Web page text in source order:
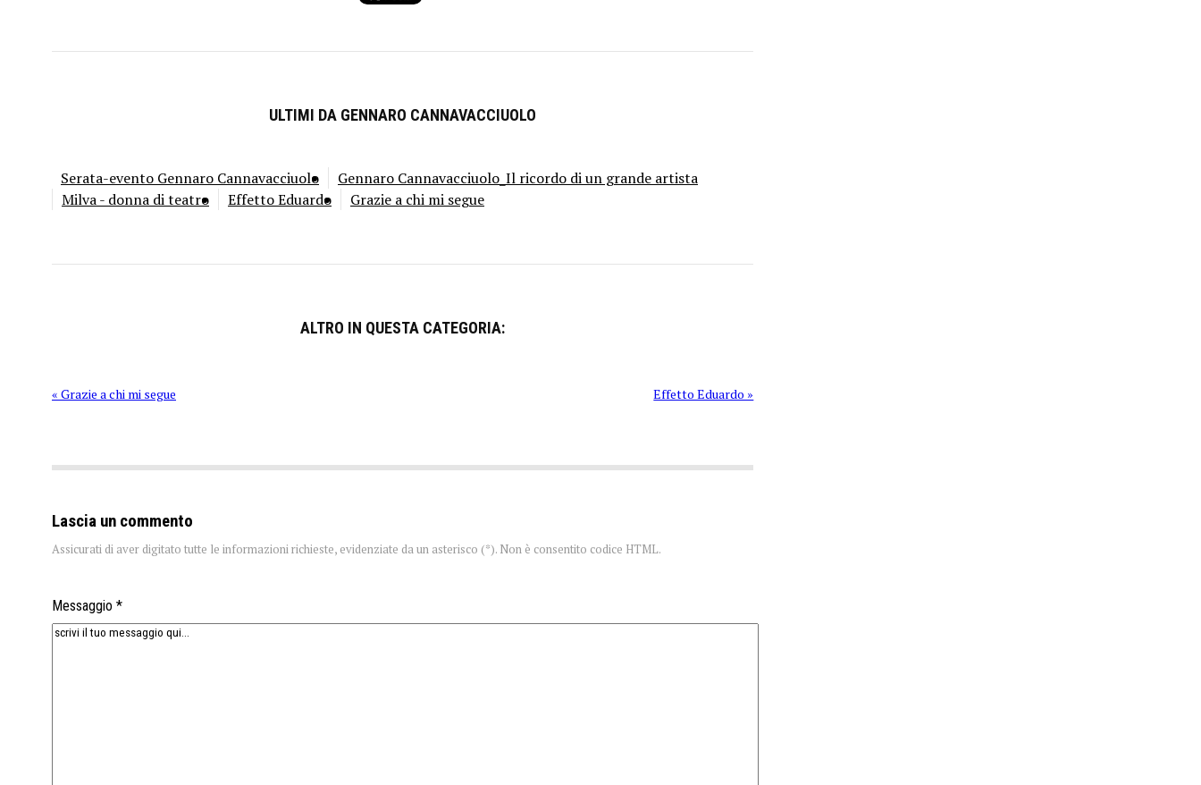
ULTIMI DA GENNARO CANNAVACCIUOLO
Serata-evento Gennaro Cannavacciuolo
Gennaro Cannavacciuolo_Il ricordo di un grande artista
Milva - donna di teatro
Effetto Eduardo Grazie a chi mi segue
ALTRO IN QUESTA CATEGORIA:
« Grazie a chi mi segue Effetto Eduardo »
Lascia un commento
Assicurati di aver digitato tutte le informazioni richieste, evidenziate da un asterisco (*). Non è consentito codice HTML.
Messaggio *